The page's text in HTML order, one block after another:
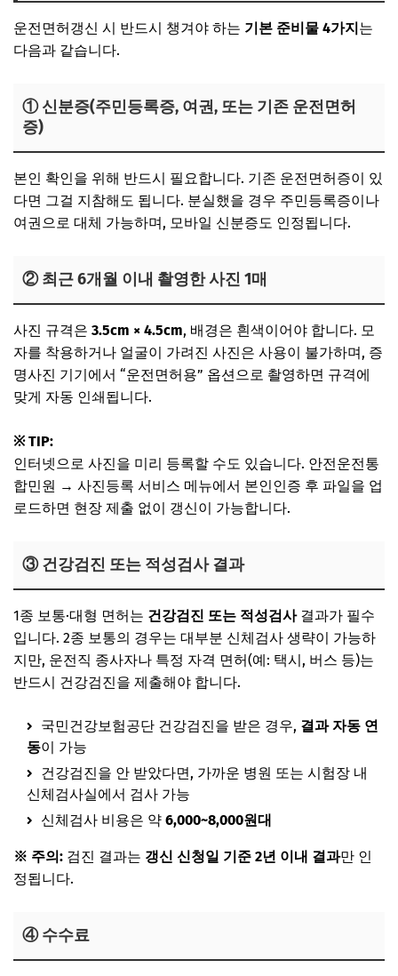
운전면허갱신 시 반드시 챙겨야 하는 기본 준비물 4가지는
다음과 같습니다.
① 신분증(주민등록증, 여권, 또는 기존 운전면허
증)
본인 확인을 위해 반드시 필요합니다. 기존 운전면허증이 있
다면 그걸 지참해도 됩니다. 분실했을 경우 주민등록증이나
여권으로 대체 가능하며, 모바일 신분증도 인정됩니다.
② 최근 6개월 이내 촬영한 사진 1매
사진 규격은 3.5cm × 4.5cm, 배경은 흰색이어야 합니다. 모
자를 착용하거나 얼굴이 가려진 사진은 사용이 불가하며, 증
명사진 기기에서 “운전면허용” 옵션으로 촬영하면 규격에
맞게 자동 인쇄됩니다.
※ TIP:
인터넷으로 사진을 미리 등록할 수도 있습니다. 안전운전통
합민원 → 사진등록 서비스 메뉴에서 본인인증 후 파일을 업
로드하면 현장 제출 없이 갱신이 가능합니다.
③ 건강검진 또는 적성검사 결과
1종 보통·대형 면허는 건강검진 또는 적성검사결과가 필수
입니다. 2종 보통의 경우는 대부분 신체검사 생략이 가능하
지만, 운전직 종사자나 특정 자격 면허(예: 택시, 버스 등)는
반드시 건강검진을 제출해야 합니다.
국민건강보험공단 건강검진을 받은 경우, 결과 자동 연
동이 가능
건강검진을 안 받았다면, 가까운 병원 또는 시험장 내
신체검사실에서 검사 가능
신체검사 비용은 약 6,000~8,000원대
※ 주의: 검진 결과는 갱신 신청일 기준 2년 이내 결과만 인
정됩니다.
④ 수수료